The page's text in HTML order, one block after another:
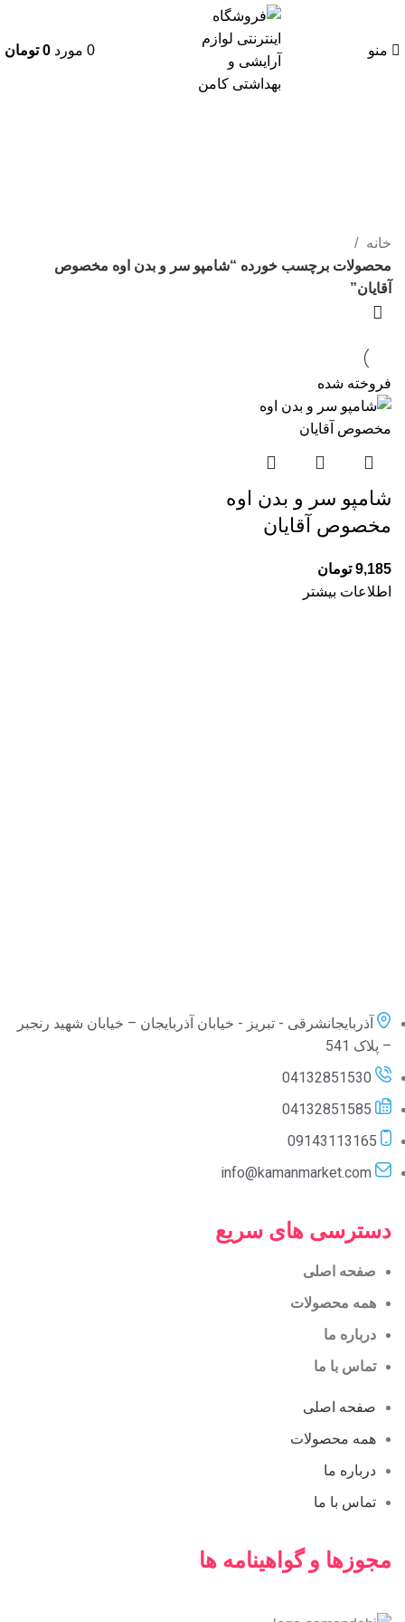
منو 0 مورد 0 تومان
دسته بندی ها
خانه
محصولات برچسب خورده “شامپو سر و بدن اوه مخصوص
آقایان”
فروخته شده
شامپو سر و بدن اوه
مخصوص آقایان
9,185 تومان
اطلاعات بیشتر
آذربایجانشرقی - تبریز - خیابان آذربایجان – خیابان شهید رنجبر
– پلاک 541
04132851530
04132851585
09143113165
info@kamanmarket.com
دسترسی های سریع
صفحه اصلی
همه محصولات
درباره ما
تماس با ما
صفحه اصلی
همه محصولات
درباره ما
تماس با ما
مجوزها و گواهینامه ها